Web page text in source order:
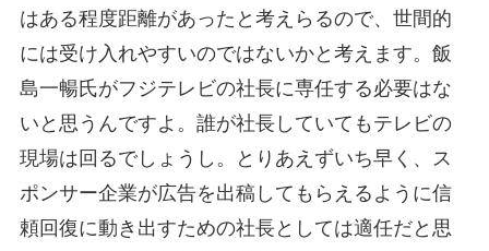
はある程度距離があったと考えらるので、世間的
には受け入れやすいのではないかと考えます。飯
島一暢氏がフジテレビの社長に専任する必要はな
いと思うんですよ。誰が社長していてもテレビの
現場は回るでしょうし。とりあえずいち早く、ス
ポンサー企業が広告を出稿してもらえるように信
頼回復に動き出すための社長としては適任だと思